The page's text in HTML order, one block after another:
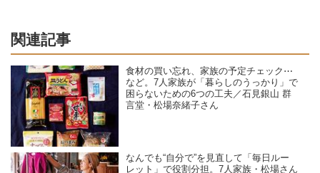
関連記事
食材の買い忘れ、家族の予定チェック⋯
など。7人家族が「暮らしのうっかり」で
困らないための6つの工夫／石見銀山 群
言堂・松場奈緒子さん
なんでも“自分で”を見直して「毎日ルー
レット」で役割分担。7人家族・松場さん